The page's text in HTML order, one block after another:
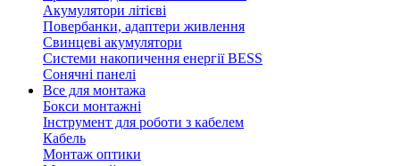
Акумулятори літієві
Повербанки, адаптери живлення
Свинцеві акумулятори
Системи накопичення енергії BESS
Сонячні панелі
Все для монтажа
Бокси монтажні
Інструмент для роботи з кабелем
Кабель
Монтаж оптики